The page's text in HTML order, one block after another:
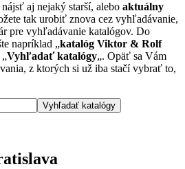
aj nejaký starší, alebo aktuálny
tak urobiť znova cez vyhľadávanie,
pre vyhľadávanie katalógov. Do
napríklad „katalóg Viktor & Rolf
Vyhľadať katalógy„. Opäť sa Vám
z ktorých si už iba stačí vybrať to,